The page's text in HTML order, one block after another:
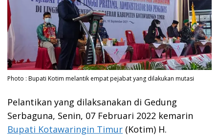
Photo : Bupati Kotim melantik empat pejabat yang dilakukan mutasi
Pelantikan yang dilaksanakan di Gedung
Serbaguna, Senin, 07 Februari 2022 kemarin
Bupati Kotawaringin Timur (Kotim) H.